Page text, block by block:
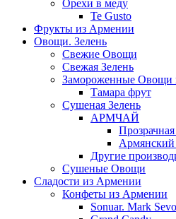
Орехи в меду
Te Gusto
Фрукты из Армении
Овощи. Зелень
Свежие Овощи
Свежая Зелень
Замороженные Овощи
Тамара фрут
Сушеная Зелень
АРМЧАЙ
Армянский
Другие
Сушеные Овощи
Сладости из Армении
Конфеты из Армении
Sonuar. Mark